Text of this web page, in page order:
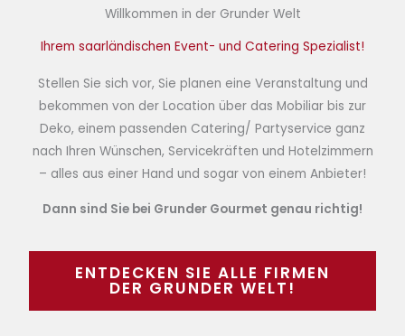
Willkommen in der Grunder Welt
Ihrem saarländischen Event- und Catering Spezialist!
Stellen Sie sich vor, Sie planen eine Veranstaltung und
bekommen von der Location über das Mobiliar bis zur
Deko, einem passenden Catering/ Partyservice ganz
nach Ihren Wünschen, Servicekräften und Hotelzimmern
– alles aus einer Hand und sogar von einem Anbieter!
Dann sind Sie bei Grunder Gourmet genau richtig!
ENTDECKEN SIE ALLE FIRMEN
DER GRUNDER WELT!